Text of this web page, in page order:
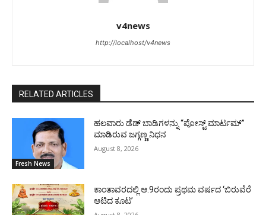
v4news
http://localhost/v4news
RELATED ARTICLES
Fresh News
ಹಲವಾರು ಡೆಡ್ ಬಾಡಿಗಳನ್ನು “ಪೋಸ್ಟ್ ಮಾರ್ಟಮ್”
ಮಾಡಿರುವ ಜಗ್ಗಣ್ಣ ನಿಧನ
August 8, 2026
ಕಾಂತಾವರದಲ್ಲಿ ಆ.9ರಂದು ಪ್ರಥಮ ವರ್ಷದ ‘ಬಿರುವೆರೆ
ಆಟಿದ ಕೂಟ’